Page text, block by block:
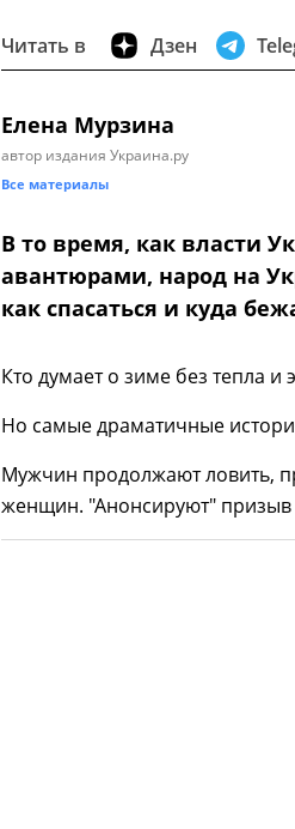
Читать в Дзен
Елена Мурзина
автор издания Украина.ру
Все материалы
В то время, как власти
авантюрами, народ на
как спасаться и куда
Кто думает о зиме без тепла и
Но самые драматичные
Мужчин продолжают ловить,
женщин. "Анонсируют" призыв